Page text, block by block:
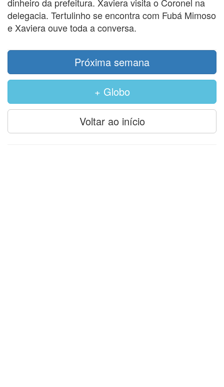
dinheiro da prefeitura. Xaviera visita o Coronel na
delegacia. Tertulinho se encontra com Fubá Mimoso
e Xaviera ouve toda a conversa.
Próxima semana
+ Globo
Voltar ao início